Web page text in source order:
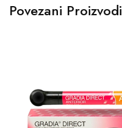
Povezani Proizvodi